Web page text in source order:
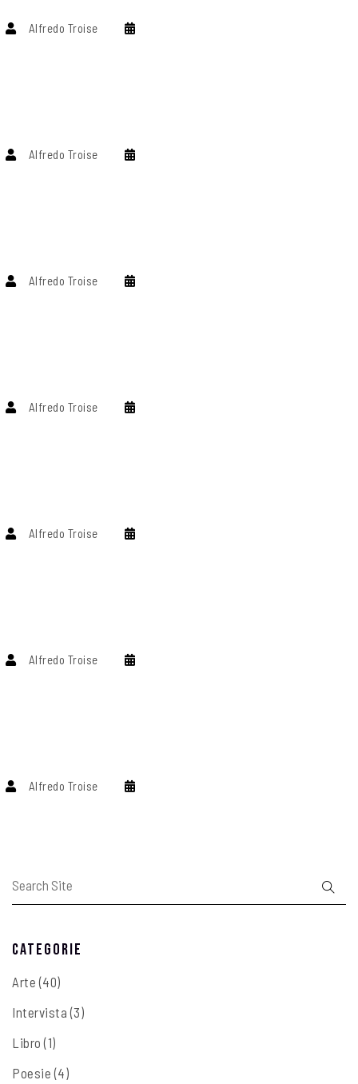
Alfredo Troise
Alfredo Troise
Alfredo Troise
Alfredo Troise
Alfredo Troise
Alfredo Troise
Alfredo Troise
Categorie
Arte (40)
Intervista (3)
Libro (1)
Poesie (4)